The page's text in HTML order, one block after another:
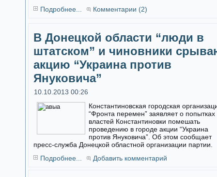
Подробнее...
Комментарии (2)
В Донецкой области “люди в
штатском” и чиновники
акцию “Украина против
Януковича”
10.10.2013 00:26
Константиновская городская
“Фронта перемен” заявляет о попытках
властей Константиновки помешать
проведению в городе акции “Украина
против Януковича”. Об этом сообщает
пресс-служба Донецкой областной организации партии.
Подробнее...
Добавить комментарий